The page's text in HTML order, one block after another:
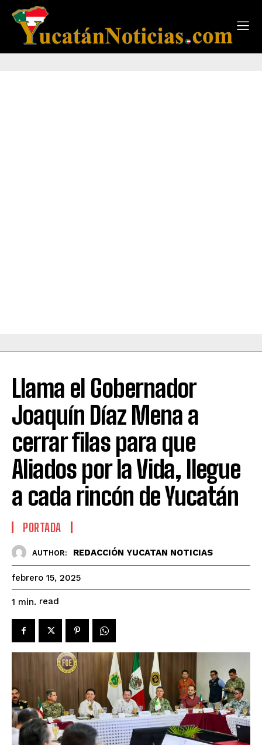
Llama el Gobernador
Joaquín Díaz Mena a
cerrar filas para que
Aliados por la Vida, llegue
a cada rincón de Yucatán
PORTADA
AUTHOR: REDACCIÓN YUCATAN NOTICIAS
febrero 15, 2025
1 min. read